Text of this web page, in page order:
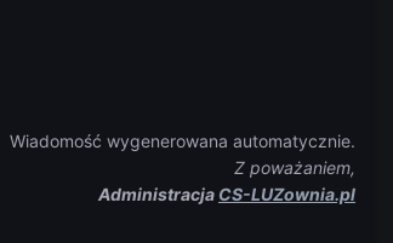
Wiadomość wygenerowana automatycznie.
Z poważaniem,
Administracja CS-LUZownia.pl